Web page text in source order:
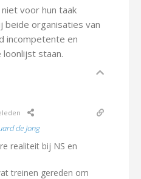
voor hun taak
beide organisaties van
incompetente en
loonlijst staan.
de Jong
realiteit bij NS en
treinen gereden om